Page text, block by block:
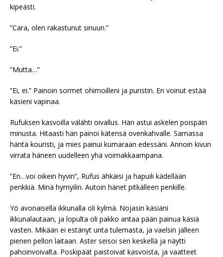
kipeästi.
”Cara, olen rakastunut sinuun.”
”Ei.”
”Mutta…”
”Ei, ei.” Painoin sormet ohimoilleni ja puristin. En voinut estää
käsieni vapinaa.
Rufuksen kasvoilla välähti oivallus. Hän astui askelen poispäin
minusta. Hitaasti hän painoi kätensä ovenkahvalle. Samassa
häntä kouristi, ja mies painui kumaraan edessäni. Annoin kivun
virrata häneen uudelleen yhä voimakkaampana.
”En…voi oikein hyvin”, Rufus ähkäisi ja hapuili kädellään
penkkiä. Minä hymyilin. Autoin hänet pitkälleen penkille.
Yö avonaisella ikkunalla oli kylmä. Nojasin käsiäni
ikkunalautaan, ja lopulta oli pakko antaa pään painua käsiä
vasten. Mikään ei estänyt unta tulemasta, ja vaelsin jälleen
pienen pellon laitaan. Aster seisoi sen keskellä ja näytti
pahoinvoivalta. Poskipäät paistoivat kasvoista, ja vaatteet